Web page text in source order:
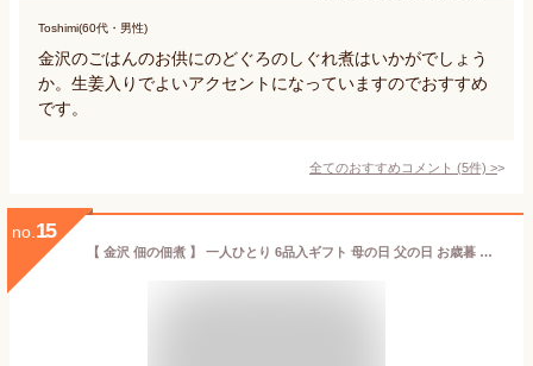
Toshimi(60代・男性)
金沢のごはんのお供にのどぐろのしぐれ煮はいかがでしょう
か。生姜入りでよいアクセントになっていますのでおすすめ
です。
全てのおすすめコメント (5件) >
no. 15
【 金沢 佃の佃煮 】 一人ひとり 6品入ギフト 母の日 父の日 お歳暮 内祝 贈り物 贈答 佃煮 敬老 お取り寄せ グルメ 2022 夏 ギフト お中元 中元 御中元 お歳暮